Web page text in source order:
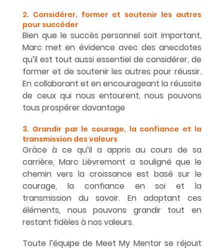
2. Considérer, former et soutenir les autres
pour succéder
Bien que le succès personnel soit important,
Marc met en évidence avec des anecdotes
qu’il est tout aussi essentiel de considérer, de
former et de soutenir les autres pour réussir.
En collaborant et en encourageant la réussite
de ceux qui nous entourent, nous pouvons
tous prospérer davantage
3. Grandir par le courage, la confiance et la
transmission des valeurs
Grâce à ce qu’il a appris au cours de sa
carrière, Marc Lièvremont a souligné que le
chemin vers la croissance est basé sur le
courage, la confiance en soi et la
transmission du savoir. En adoptant ces
éléments, nous pouvons grandir tout en
restant fidèles à nos valeurs.
Toute l’équipe de Meet My Mentor se réjouit